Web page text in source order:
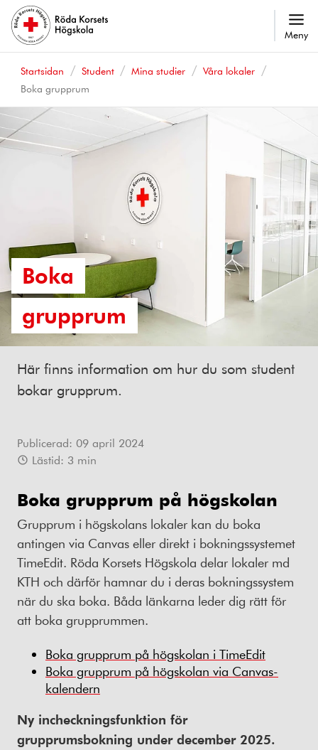
Meny
Startsidan Student Mina studier
Våra lokaler
Boka grupprum
Boka
grupprum
Här finns information om hur du som student
bokar grupprum.
Publicerad: 09 april 2024
Lästid: 3 min
Boka grupprum på högskolan
Grupprum i högskolans lokaler kan du boka
antingen via Canvas eller direkt i bokningssystemet
TimeEdit. Röda Korsets Högskola delar lokaler md
KTH och därför hamnar du i deras bokningssystem
när du ska boka. Båda länkarna leder dig rätt för
att boka grupprummen.
Boka grupprum på högskolan i TimeEdit
Boka grupprum på högskolan via Canvas-
kalendern
Ny incheckningsfunktion för
grupprumsbokning under december 2025.